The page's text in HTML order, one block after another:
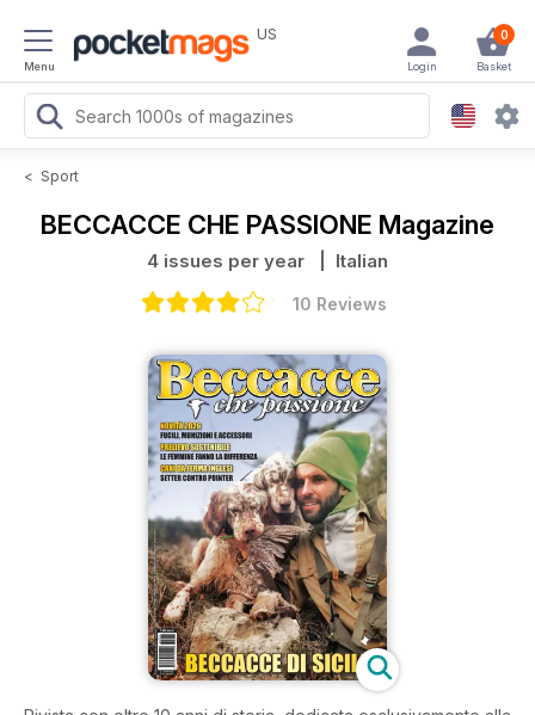
Menu
US 0
Basket
Login
< Sport
BECCACCE CHE PASSIONE Magazine
4 issues per year | Italian
10 Reviews